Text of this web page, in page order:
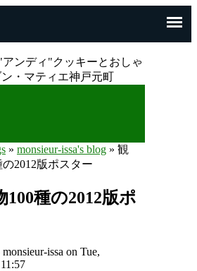
ンディ"クッキーとおしゃ
・マティエ神戸元町
» monsieur-issa's blog » 観
2012版ポスター
100種の2012版ポ
monsieur-issa on Tue,